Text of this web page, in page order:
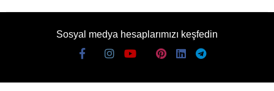
Sosyal medya hesaplarımızı keşfedin